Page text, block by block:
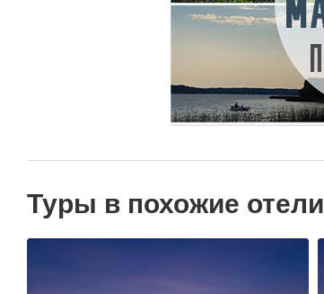
Туры в похожие отели